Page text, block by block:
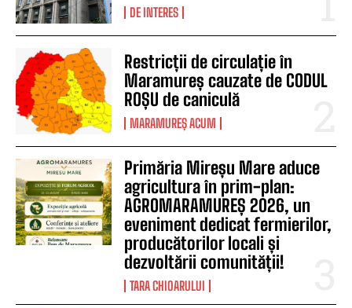
DE INTERES
Restricții de circulație în
Maramureș cauzate de CODUL
ROȘU de caniculă
MARAMUREȘ ACUM
Primăria Mireșu Mare aduce
agricultura în prim-plan:
AGROMARAMUREȘ 2026, un
eveniment dedicat fermierilor,
producătorilor locali și
dezvoltării comunității!
TARA CHIOARULUI